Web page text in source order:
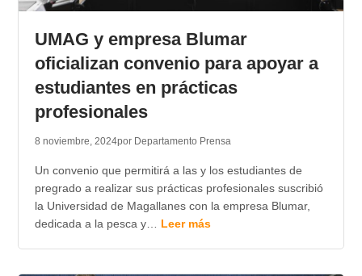
UMAG y empresa Blumar
oficializan convenio para apoyar a
estudiantes en prácticas
profesionales
8 noviembre, 2024por Departamento Prensa
Un convenio que permitirá a las y los estudiantes de
pregrado a realizar sus prácticas profesionales suscribió
la Universidad de Magallanes con la empresa Blumar,
dedicada a la pesca y… Leer más